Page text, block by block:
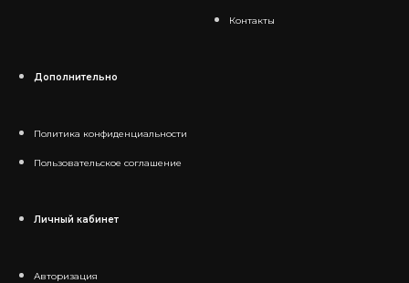
Контакты
Дополнительно
Политика конфиденциальности
Пользовательское соглашение
Личный кабинет
Авторизация